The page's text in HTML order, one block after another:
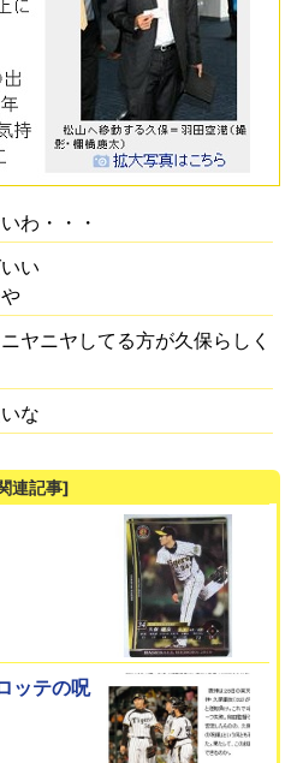
わ・・・
い
ヤニヤしてる方が久保らしく
な
連記事]
ッテの呪